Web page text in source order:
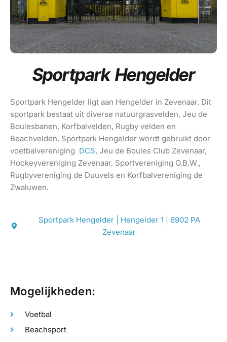
Sportpark Hengelder
Sportpark Hengelder ligt aan Hengelder in Zevenaar. Dit
sportpark bestaat uit diverse natuurgrasvelden, Jeu de
Boulesbanen, Korfbalvelden, Rugby velden en
Beachvelden. Sportpark Hengelder wordt gebruikt door
voetbalvereniging DCS, Jeu de Boules Club Zevenaar,
Hockeyvereniging Zevenaar, Sportvereniging O.B.W.,
Rugbyvereniging de Duuvels en Korfbalvereniging de
Zwaluwen.
Sportpark Hengelder | Hengelder 1 | 6902 PA
Zevenaar
Mogelijkheden:
Voetbal
Beachsport